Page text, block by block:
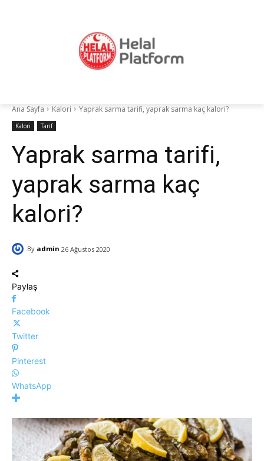
Ana Sayfa Kalori Yaprak sarma tarifi, yaprak sarma kaç kalori?
Kalori Tarif
Yaprak sarma tarifi,
yaprak sarma kaç
kalori?
By admin 26 Ağustos 2020
Paylaş
Facebook
Twitter
Pinterest
WhatsApp